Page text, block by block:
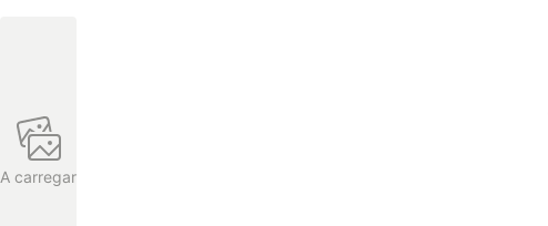
A carregar